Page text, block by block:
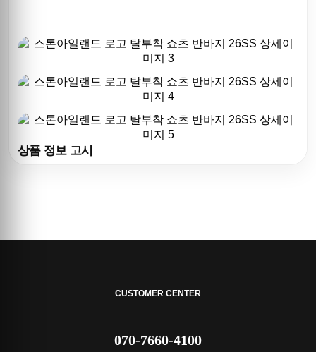
상품 정보 고시
CUSTOMER CENTER
070-7660-4100